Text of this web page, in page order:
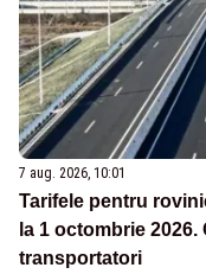
7 aug. 2026, 10:01
Tarifele pentru
la 1 octombrie
transportatori